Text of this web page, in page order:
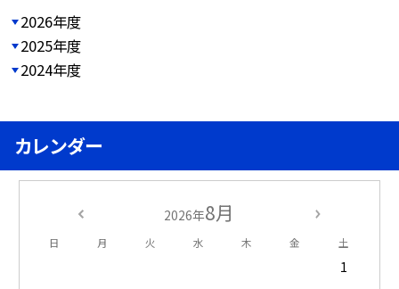
2026年度
2025年度
2024年度
カレンダー
2026年8月
日 月 火 水 木 金 土
1